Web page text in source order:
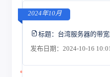
2024年10月
标题： 台湾服务器的带宽
发布日期：2024-10-16